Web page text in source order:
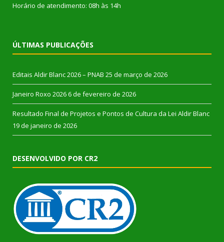
Horário de atendimento: 08h às 14h
ÚLTIMAS PUBLICAÇÕES
Editais Aldir Blanc 2026 – PNAB 25 de março de 2026
Janeiro Roxo 2026 6 de fevereiro de 2026
Resultado Final de Projetos e Pontos de Cultura da Lei Aldir Blanc
19 de janeiro de 2026
DESENVOLVIDO POR CR2